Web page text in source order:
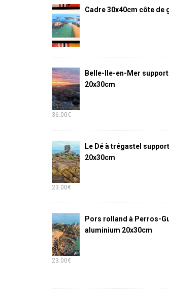
Cadre 30x40cm côte de
Belle-Ile-en-Mer
20x30cm
36.00€
Le Dé à trégastel
20x30cm
23.00€
Pors rolland à Perros-
aluminium 20x30cm
23.00€